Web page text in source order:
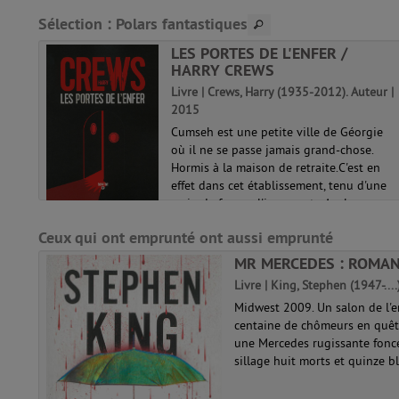
Sélection : Polars fantastiques
LES PORTES DE L'ENFER /
HARRY CREWS
Livre | Crews, Harry (1935-2012). Auteur |
2015
Cumseh est une petite ville de Géorgie
où il ne se passe jamais grand-chose.
Hormis à la maison de retraite.C'est en
effet dans cet établissement, tenu d'une
main de fer par l'imposante Axel, que
Ceux qui ont emprunté ont aussi emprunté
MR MERCEDES :
Livre | King, Stephen (1947-
Midwest 2009. Un salon de
centaine de chômeurs en
une Mercedes rugissante
sillage huit morts et quinze